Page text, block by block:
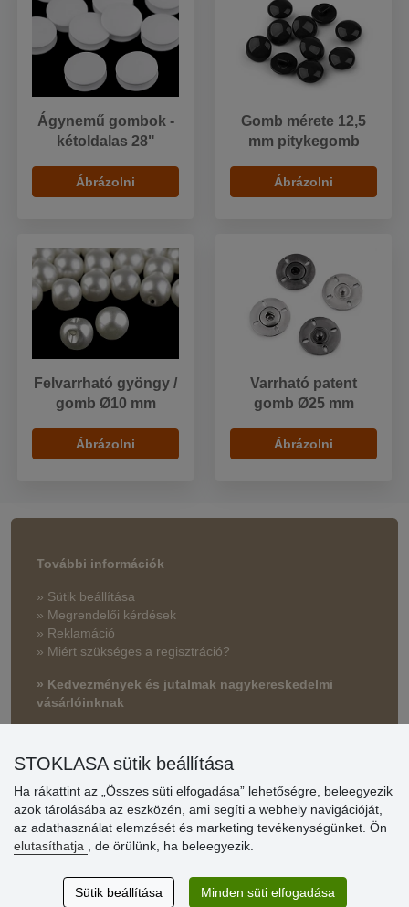
Ágynemű gombok -
kétoldalas 28"
Ábrázolni
Gomb mérete 12,5
mm pitykegomb
Ábrázolni
Felvarrható gyöngy /
gomb Ø10 mm
Ábrázolni
Varrható patent
gomb Ø25 mm
Ábrázolni
További információk
» Sütik beállítása
» Megrendelői kérdések
» Reklamáció
» Miért szükséges a regisztráció?
» Kedvezmények és jutalmak nagykereskedelmi
vásárlóinknak
Vásárlók
értékelése
Excellent service
Thank you.
STOKLASA sütik beállítása
Ha rákattint az „Összes süti elfogadása” lehetőségre, beleegyezik
azok tárolásába az eszközén, ami segíti a webhely navigációját,
az adathasználat elemzését és marketing tevékenységünket. Ön
elutasíthatja
, de örülünk, ha beleegyezik.
Sütik beállítása Minden süti elfogadása